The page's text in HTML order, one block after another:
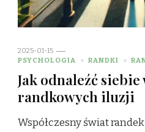
2025-01-15
PSYCHOLOGIA
RANDKI
Jak odnaleźć siebie
randkowych iluzji
Współczesny świat